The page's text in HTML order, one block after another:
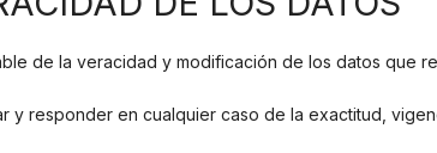
de la veracidad y modificación de los datos que
y responder en cualquier caso de la exactitud,